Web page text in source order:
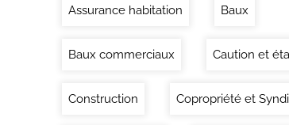
Assurance habitation Baux
Baux commerciaux Caution et
Construction Copropriété et